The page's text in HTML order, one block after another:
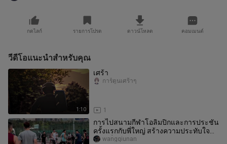
กดไลก์ รายการโปรด ดาวน์โหลด คอมเมนต์
วีดีโอแนะนำสำหรับคุณ
1:10
เศร้า
1
การ์ตูนเศร้าๆ
การไปสนามกีฬาโอลิมปิกและการประชัน
ครั้งแรกกับพี่ใหญ่ สร้างความประทับใจ
อย่างยิ่ง!
wangqiunan